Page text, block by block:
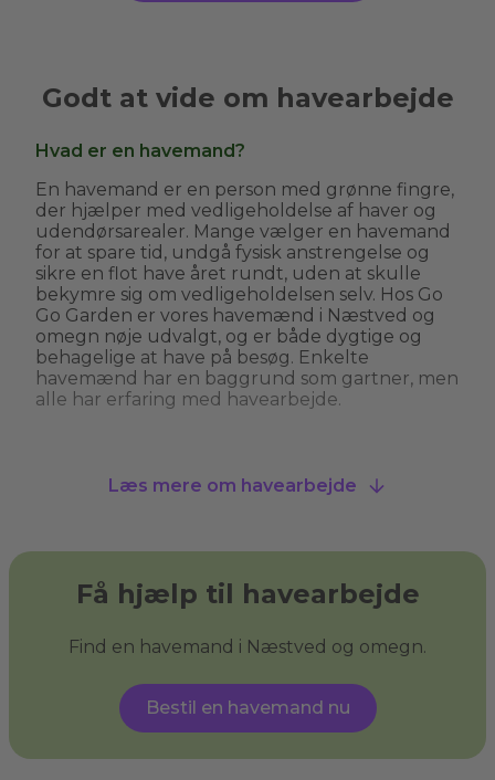
Godt at vide om havearbejde
Hvad er en havemand?
En havemand er en person med grønne fingre,
der hjælper med vedligeholdelse af haver og
udendørsarealer. Mange vælger en havemand
for at spare tid, undgå fysisk anstrengelse og
sikre en flot have året rundt, uden at skulle
bekymre sig om vedligeholdelsen selv. Hos Go
Go Garden er vores havemænd i Næstved og
omegn nøje udvalgt, og er både dygtige og
behagelige at have på besøg. Enkelte
havemænd har en baggrund som gartner, men
alle har erfaring med havearbejde.
En havemand kan hjælpe med alt fra
beskæring af træer. Nogle havemænd i
Næstved og omegn tilbyder også specialiserede
services som træfældning, fliserens og
havehjælp, så du kan få den have, du drømmer
om, og sikre, at din have ser velplejet ud uden
at du behøver at løfte en finger.
Hvad er haveservice?
Læs mere om havearbejde
Få hjælp til havearbejde
Find en havemand i Næstved og omegn.
Bestil en havemand nu